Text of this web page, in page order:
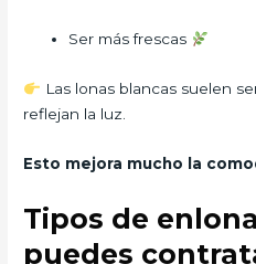
Ser más frescas
Las lonas blancas suelen
reflejan la luz.
Esto mejora mucho la
Tipos de
puedes